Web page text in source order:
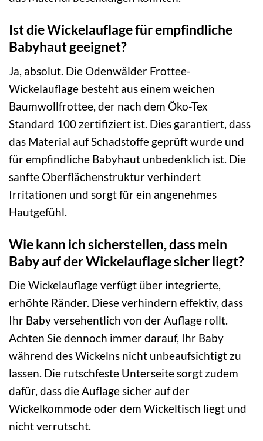
Ist die Wickelauflage für empfindliche
Babyhaut geeignet?
Ja, absolut. Die Odenwälder Frottee-
Wickelauflage besteht aus einem weichen
Baumwollfrottee, der nach dem Öko-Tex
Standard 100 zertifiziert ist. Dies garantiert, dass
das Material auf Schadstoffe geprüft wurde und
für empfindliche Babyhaut unbedenklich ist. Die
sanfte Oberflächenstruktur verhindert
Irritationen und sorgt für ein angenehmes
Hautgefühl.
Wie kann ich sicherstellen, dass mein
Baby auf der Wickelauflage sicher liegt?
Die Wickelauflage verfügt über integrierte,
erhöhte Ränder. Diese verhindern effektiv, dass
Ihr Baby versehentlich von der Auflage rollt.
Achten Sie dennoch immer darauf, Ihr Baby
während des Wickelns nicht unbeaufsichtigt zu
lassen. Die rutschfeste Unterseite sorgt zudem
dafür, dass die Auflage sicher auf der
Wickelkommode oder dem Wickeltisch liegt und
nicht verrutscht.